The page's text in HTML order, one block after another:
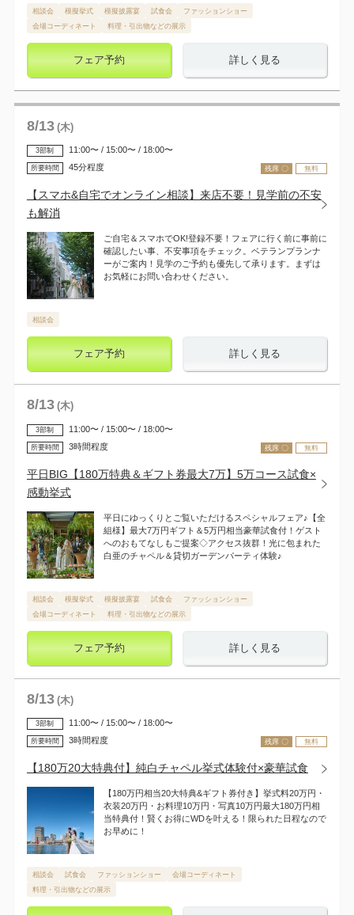
相談会 模擬挙式 模擬披露宴 試食会
ファッションショー
会場コーディネート
料理・引出物などの展示
フェア予約 詳しく見る
8/13 (木)
残席 〇 無料
3部制 11:00〜 / 15:00〜 / 18:00〜
所要時間 45分程度
【スマホ&自宅でオンライン相談】来店不要！見学前の不安
も解消
ご自宅＆スマホでOK!登録不要！フェアに行く前に事前に
確認したい事、不安事項をチェック。ベテランプランナ
ーがご案内！見学のご予約も優先して承ります。まずは
お気軽にお問い合わせください。
相談会
フェア予約 詳しく見る
8/13 (木)
残席 〇 無料
3部制 11:00〜 / 15:00〜 / 18:00〜
所要時間 3時間程度
平日BIG【180万特典＆ギフト券最大7万】5万コース試食×
感動挙式
平日にゆっくりとご覧いただけるスペシャルフェア♪【全
組様】最大7万円ギフト＆5万円相当豪華試食付！ゲスト
へのおもてなしもご提案◇アクセス抜群！光に包まれた
白亜のチャペル＆貸切ガーデンパーティ体験♪
相談会 模擬挙式 模擬披露宴 試食会
ファッションショー
会場コーディネート
料理・引出物などの展示
フェア予約 詳しく見る
8/13 (木)
残席 〇 無料
3部制 11:00〜 / 15:00〜 / 18:00〜
所要時間 3時間程度
【180万20大特典付】純白チャペル挙式体験付×豪華試食
【180万円相当20大特典&ギフト券付き】挙式料20万円・
衣装20万円・お料理10万円・写真10万円最大180万円相
当特典付！賢くお得にWDを叶える！限られた日程なので
お早めに！
相談会 試食会 ファッションショー
会場コーディネート
料理・引出物などの展示